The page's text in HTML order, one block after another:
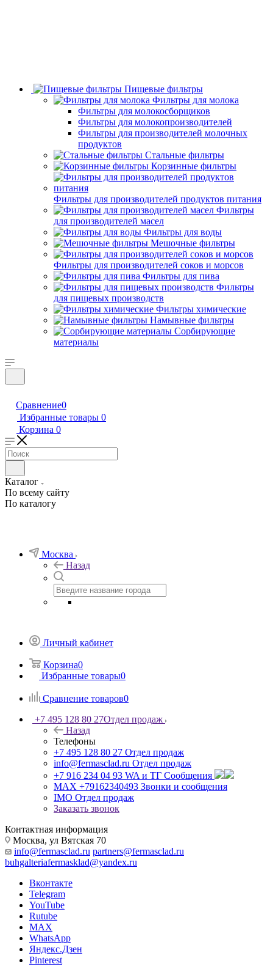
Пищевые фильтры
Фильтры для молока
Фильтры для молокосборщиков
Фильтры для молокопроизводителей
Фильтры для производителей молочных
продуктов
Стальные фильтры
Корзинные фильтры
Фильтры для производителей продуктов питания
Фильтры
для производителей масел
Фильтры для воды
Мешочные фильтры
Фильтры для производителей соков и морсов
Фильтры для пива
Фильтры
для пищевых производств
Фильтры химические
Намывные фильтры
Сорбирующие
материалы
Сравнение0
Избранные товары 0
Корзина 0
Каталог
По всему сайту
По каталогу
Москва
Назад
Личный кабинет
Корзина0
Избранные товары0
Сравнение товаров0
+7 495 128 80 27Отдел продаж
Назад
Телефоны
+7 495 128 80 27 Отдел продаж
info@fermasclad.ru Отдел продаж
+7 916 234 04 93 WA и ТГ Сообщения
MAX +79162340493 Звонки и сообщения
IMO Отдел продаж
Заказать звонок
Контактная информация
Москва, ул Вятская 70
info@fermasclad.ru partners@fermasclad.ru
buhgalteriafermasklad@yandex.ru
Вконтакте
Telegram
YouTube
Rutube
MAX
WhatsApp
Яндекс.Дзен
Pinterest